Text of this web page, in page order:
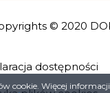
© 2020
dostępności
cookie. Więcej